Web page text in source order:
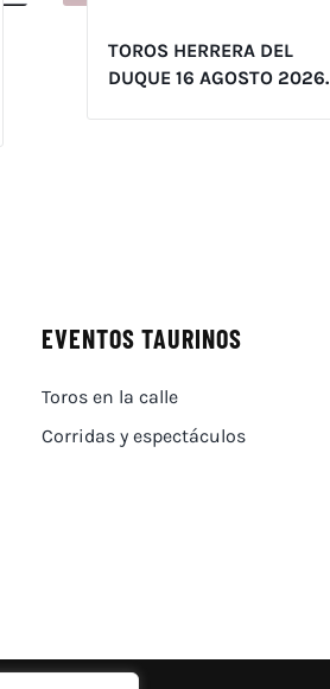
TOROS HERRERA DEL
DUQUE 16 AGOSTO 2026.
EVENTOS TAURINOS
Toros en la calle
Corridas y espectáculos